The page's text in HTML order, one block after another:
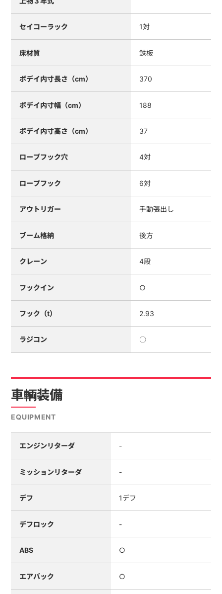
セイコーラック 1対
床材質 鉄板
ボデイ内寸長さ（cm） 370
ボデイ内寸幅（cm） 188
ボデイ内寸高さ（cm） 37
ロープフック穴 4対
ロープフック 6対
アウトリガー 手動張出し
ブーム格納 後方
クレーン 4段
フックイン ○
フック（t） 2.93
ラジコン 〇
車輌装備
EQUIPMENT
エンジンリターダ -
ミッションリターダ -
デフ 1デフ
デフロック -
ABS ○
エアバック ○